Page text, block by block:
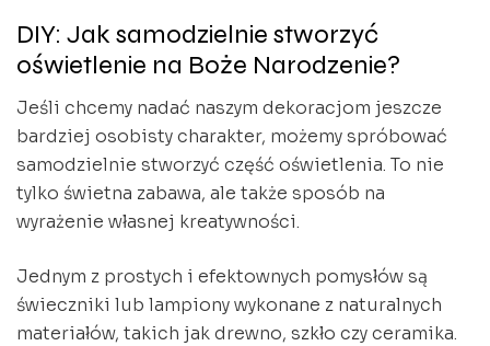
DIY: Jak samodzielnie stworzyć
oświetlenie na Boże Narodzenie?
Jeśli chcemy nadać naszym dekoracjom jeszcze
bardziej osobisty charakter, możemy spróbować
samodzielnie stworzyć część oświetlenia. To nie
tylko świetna zabawa, ale także sposób na
wyrażenie własnej kreatywności.
Jednym z prostych i efektownych pomysłów są
świeczniki lub lampiony wykonane z naturalnych
materiałów, takich jak drewno, szkło czy ceramika.